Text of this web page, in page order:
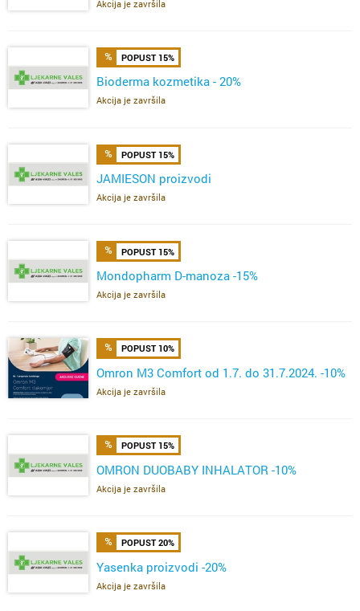
Akcija je završila
POPUST 15%
Bioderma kozmetika - 20%
Akcija je završila
POPUST 15%
JAMIESON proizvodi
Akcija je završila
POPUST 15%
Mondopharm D-manoza -15%
Akcija je završila
POPUST 10%
Omron M3 Comfort od 1.7. do 31.7.2024. -10%
Akcija je završila
POPUST 15%
OMRON DUOBABY INHALATOR -10%
Akcija je završila
POPUST 20%
Yasenka proizvodi -20%
Akcija je završila